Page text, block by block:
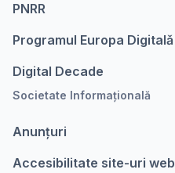
PNRR
Programul Europa Digitalǎ
Digital Decade
Societate Informațională
Anunțuri
Accesibilitate site-uri web